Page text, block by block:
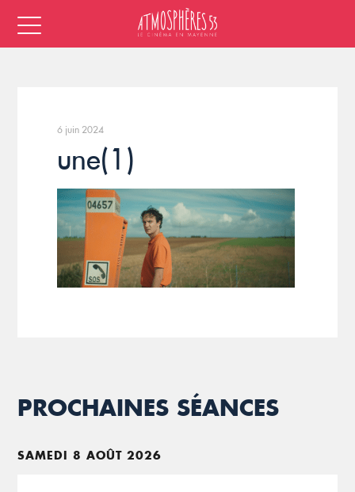
6 juin 2024
une(1)
PROCHAINES SÉANCES
SAMEDI 8 AOÛT 2026